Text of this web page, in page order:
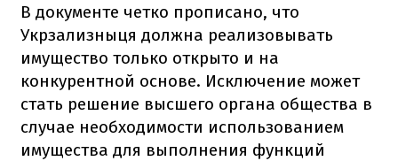
В документе четко прописано, что
Укрзализныця должна реализовывать
имущество только открыто и на
конкурентной основе. Исключение может
стать решение высшего органа общества в
случае необходимости использованием
имущества для выполнения функций